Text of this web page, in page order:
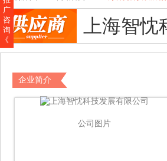
上海智
企业简介
公司图片
广
咨
询
《